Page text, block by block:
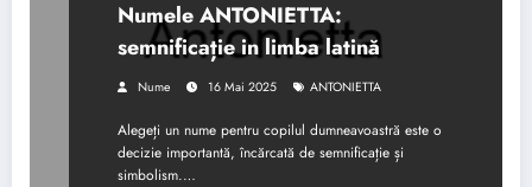
Numele ANTONIETTA:
semnificație in limba latină
Nume 16 Mai 2025 ANTONIETTA
Alegeți un nume pentru copilul dumneavoastră este o
decizie importantă, încărcată de semnificație și
simbolism.…